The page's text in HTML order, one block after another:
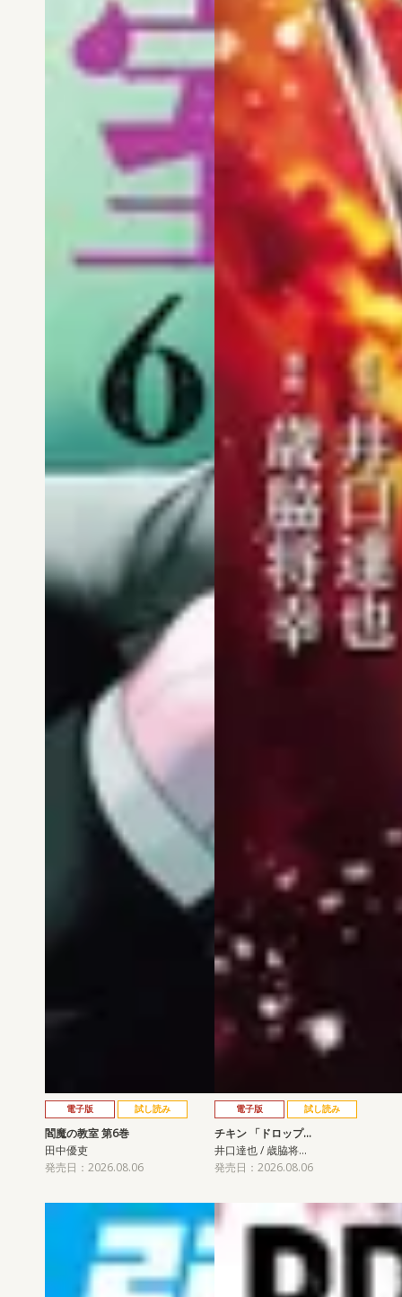
電子版 試し読み
閻魔の教室 第6巻
田中優吏
発売日：2026.08.06
電子版 試し読み
チキン 「ドロップ…
井口達也 / 歳脇将…
発売日：2026.08.06